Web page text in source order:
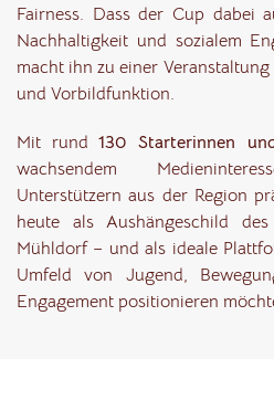
Fairness. Dass der Cup dabei
Nachhaltigkeit und sozialem
macht ihn zu einer
und Vorbildfunktion.
Mit rund130 Starterinnen
wachsendem
Unterstützern aus der Region
heute als Aushängeschild
Mühldorf – und als ideale
Umfeld von Jugend,
Engagement positionieren